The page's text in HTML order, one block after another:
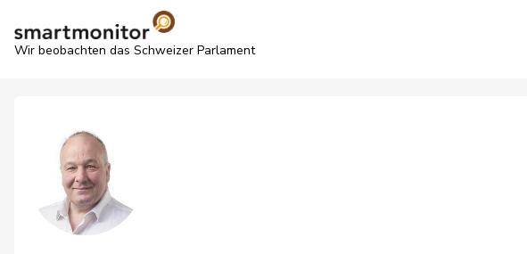
Wir beobachten das Schweizer Parlament